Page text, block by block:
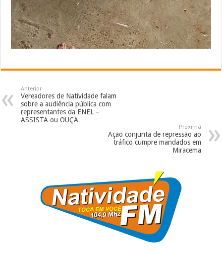
Anterior
Vereadores de Natividade falam
sobre a audiência pública com
representantes da ENEL –
ASSISTA ou OUÇA
Próxima
Ação conjunta de repressão ao
tráfico cumpre mandados em
Miracema